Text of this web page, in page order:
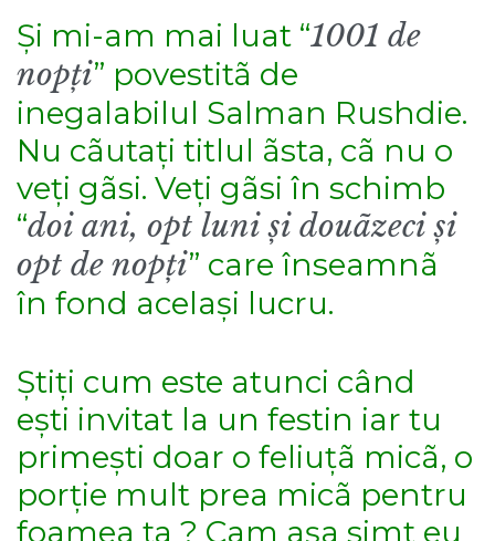
Și mi-am mai luat “1001 de
nopți” povestitã de
inegalabilul Salman Rushdie.
Nu cãutați titlul ãsta, cã nu o
veți gãsi. Veți gãsi în schimb
“doi ani, opt luni și douãzeci și
opt de nopți” care înseamnã
în fond același lucru.
Știți cum este atunci când
ești invitat la un festin iar tu
primești doar o feliuțã micã, o
porție mult prea micã pentru
foamea ta ? Cam așa simt eu